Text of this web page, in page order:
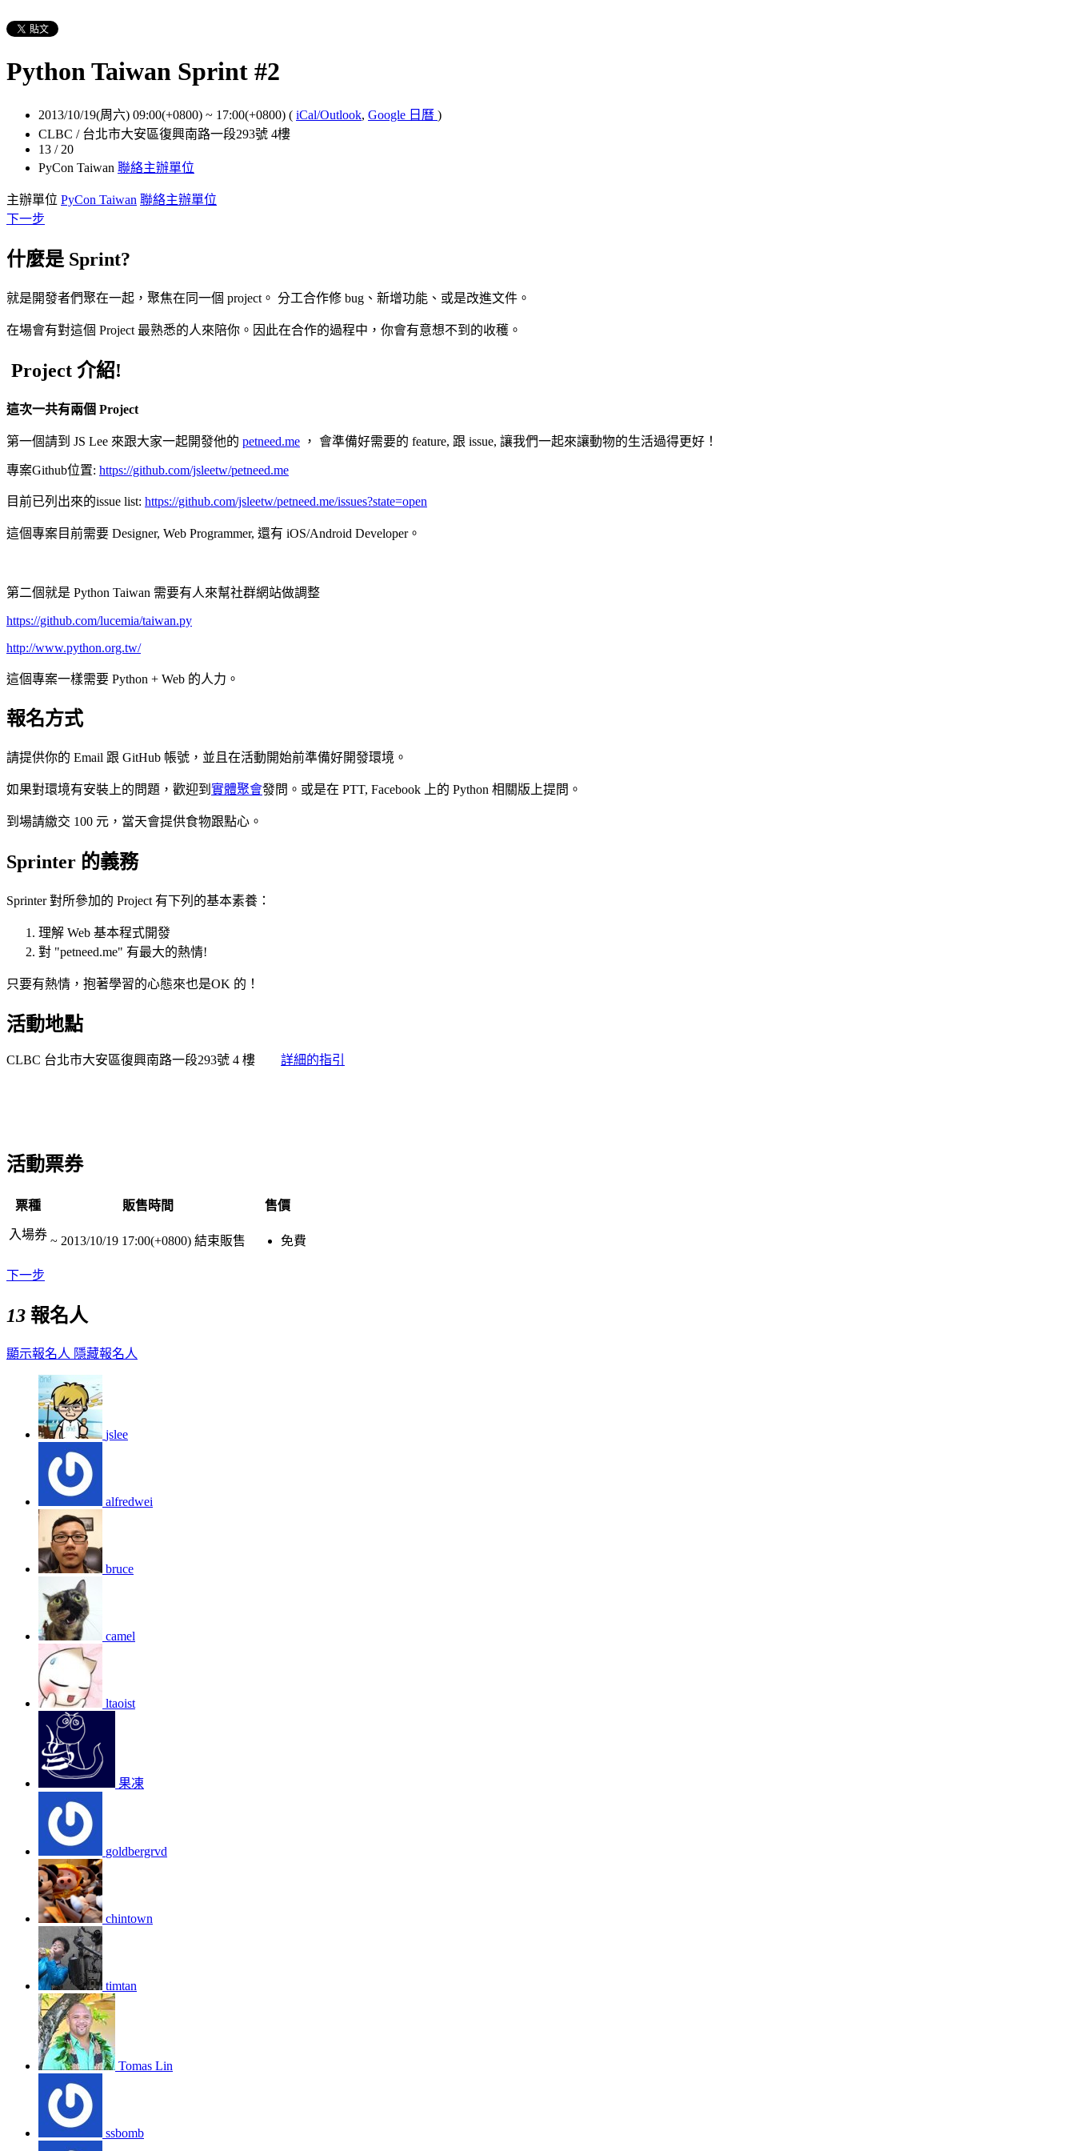
Python Taiwan Sprint #2
2013/10/19(周六) 09:00(+0800) ~ 17:00(+0800) ( iCal/Outlook, Google 日曆 )
CLBC / 台北市大安區復興南路一段293號 4樓
13 / 20
PyCon Taiwan 聯絡主辦單位
主辦單位 PyCon Taiwan 聯絡主辦單位
下一步
什麼是 Sprint?
就是開發者們聚在一起，聚焦在同一個 project。 分工合作修 bug、新增功能、或是改進文件。
在場會有對這個 Project 最熟悉的人來陪你。因此在合作的過程中，你會有意想不到的收穫。
Project 介紹!
這次一共有兩個 Project
第一個請到 JS Lee 來跟大家一起開發他的 petneed.me ， 會準備好需要的 feature, 跟 issue, 讓我們一起來讓動物的生活過得更好！
專案Github位置: https://github.com/jsleetw/petneed.me
目前已列出來的issue list: https://github.com/jsleetw/petneed.me/issues?state=open
這個專案目前需要 Designer, Web Programmer, 還有 iOS/Android Developer。
第二個就是 Python Taiwan 需要有人來幫社群網站做調整
https://github.com/lucemia/taiwan.py
http://www.python.org.tw/
這個專案一樣需要 Python + Web 的人力。
報名方式
請提供你的 Email 跟 GitHub 帳號，並且在活動開始前準備好開發環境。
如果對環境有安裝上的問題，歡迎到 實體聚會發問。或是在 PTT, Facebook 上的 Python 相關版上提問。
到場請繳交 100 元，當天會提供食物跟點心。
Sprinter 的義務
Sprinter 對所參加的 Project 有下列的基本素養：
理解 Web 基本程式開發
對 "petneed.me" 有最大的熱情!
只要有熱情，抱著學習的心態來也是OK 的！
活動地點
CLBC 台北市大安區復興南路一段293號 4 樓 詳細的指引
活動票券
票種 販售時間 售價
入場券 ~ 2013/10/19 17:00(+0800) 結束販售 免費
下一步
13 報名人
顯示報名人 隱藏報名人
jslee
alfredwei
bruce
camel
ltaoist
果凍
goldbergrvd
chintown
timtan
Tomas Lin
ssbomb